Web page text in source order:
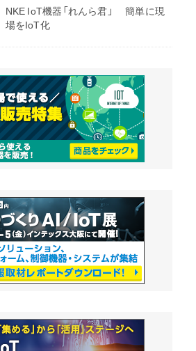
NKE IoT機器「れんら君」 簡単に現
場をIoT化